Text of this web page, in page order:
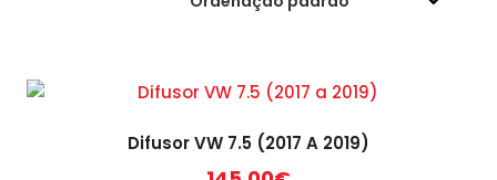
Difusor VW 7.5 (2017 A 2019)